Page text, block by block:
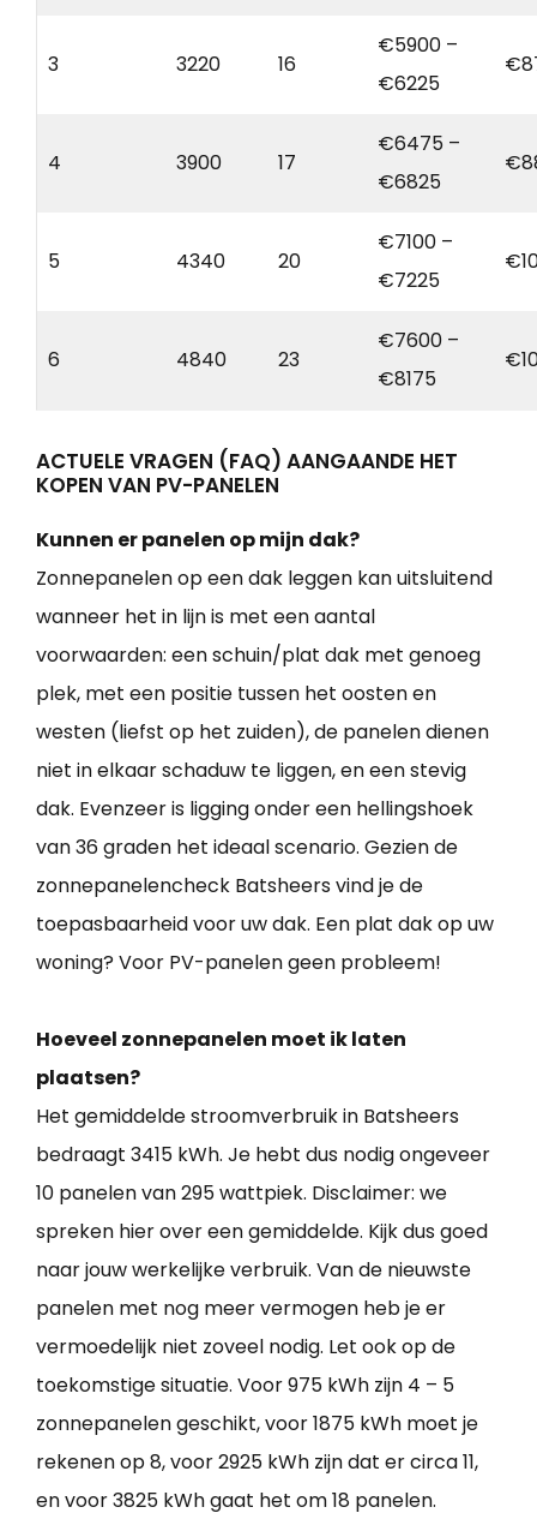
3 3220 16
€5900 –
€6225
4 3900 17
€6475 –
€6825
5 4340 20
€7100 –
€7225
6 4840 23
€7600 –
€8175
ACTUELE VRAGEN (FAQ) AANGAANDE HET
KOPEN VAN PV-PANELEN
Kunnen er panelen op mijn dak?
Zonnepanelen op een dak leggen kan uitsluitend
wanneer het in lijn is met een aantal
voorwaarden: een schuin/plat dak met genoeg
plek, met een positie tussen het oosten en
westen (liefst op het zuiden), de panelen dienen
niet in elkaar schaduw te liggen, en een stevig
dak. Evenzeer is ligging onder een hellingshoek
van 36 graden het ideaal scenario. Gezien de
zonnepanelencheck Batsheers vind je de
toepasbaarheid voor uw dak. Een plat dak op uw
woning? Voor PV-panelen geen probleem!
Hoeveel zonnepanelen moet ik laten
plaatsen?
Het gemiddelde stroomverbruik in Batsheers
bedraagt 3415 kWh. Je hebt dus nodig ongeveer
10 panelen van 295 wattpiek. Disclaimer: we
spreken hier over een gemiddelde. Kijk dus goed
naar jouw werkelijke verbruik. Van de nieuwste
panelen met nog meer vermogen heb je er
vermoedelijk niet zoveel nodig. Let ook op de
toekomstige situatie. Voor 975 kWh zijn 4 – 5
zonnepanelen geschikt, voor 1875 kWh moet je
rekenen op 8, voor 2925 kWh zijn dat er circa 11,
en voor 3825 kWh gaat het om 18 panelen.